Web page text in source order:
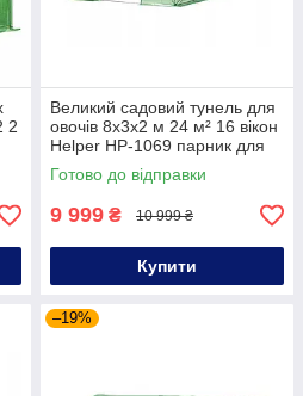
2
Великий садовий тунель для
овочів 8х3х2 м 24 м² 16 вікон
Helper HP-1069 парник для
саду теплиця садова
Готово до відправки
9 999 ₴ 10 999 ₴
Купити
–19%